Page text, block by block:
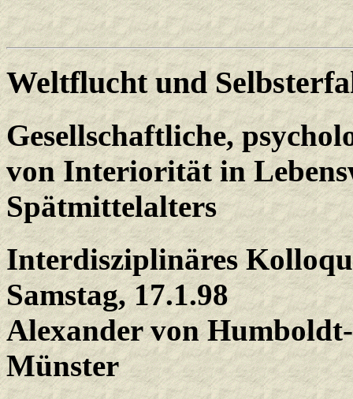
Weltflucht und
Gesellschaftliche,
von Interiorität in
Spätmittelalters
Interdisziplinäres
Samstag, 17.1.98
Alexander von
Münster